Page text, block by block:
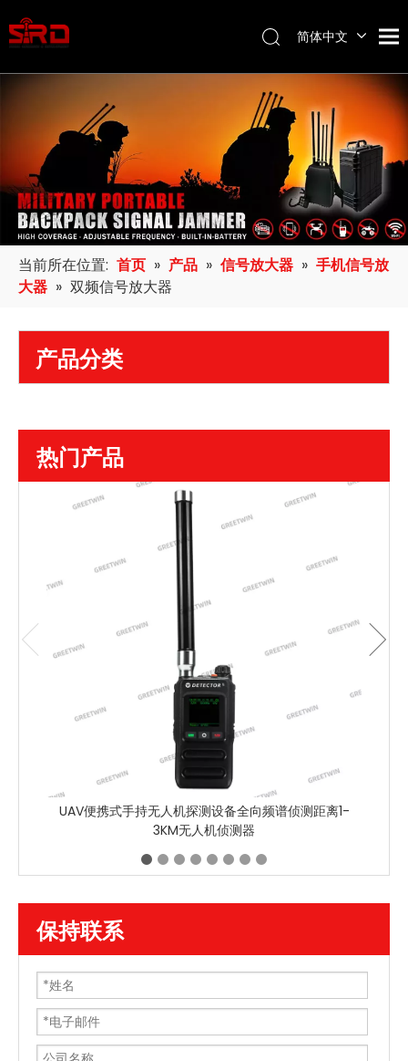
简体中文
当前所在位置: 首页 » 产品 » 信号放大器 » 手机信号放
大器 » 双频信号放大器
产品分类
热门产品
UAV便携式手持无人机探测设备全向频谱侦测距离1-
3KM无人机侦测器
保持联系